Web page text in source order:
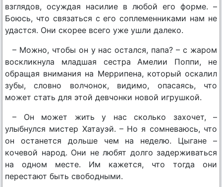
взглядов, осуждая насилие в любой его форме. –
Боюсь, что связаться с его соплеменниками нам не
удастся. Они cкорее всего уже ушли далеко.
– Можно, чтобы он у нас остался, папа? – с жаром
воскликнула младшая сестра Амелии Поппи, не
обращая внимания на Меррипена, который оскалил
зубы, словно волчонок, видимо, опасаясь, что
может стать для этой девчонки новой игрушкой.
– Он может жить у нас сколько захочет, –
улыбнулся мистер Хатауэй. – Но я сомневаюсь, что
он останется дольше чем на неделю. Цыгане –
кочевой народ. Они не любят долго задерживаться
на одном месте. Им кажется, что тогда они
перестают быть свободными.